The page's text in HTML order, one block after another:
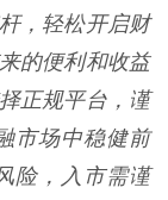
，轻松开启财
的便利和收益
正规平台，谨
市场中稳健前
险，入市需谨